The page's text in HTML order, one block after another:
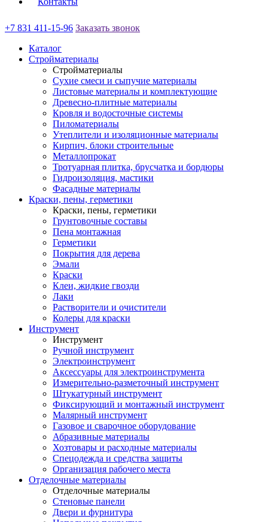
+7 831 411-15-96 Заказать звонок
Каталог
Стройматериалы
Стройматериалы
Сухие смеси и сыпучие материалы
Листовые материалы и комплектующие
Древесно-плитные материалы
Кровля и водосточные системы
Пиломатериалы
Утеплители и изоляционные материалы
Кирпич, блоки строительные
Металлопрокат
Тротуарная плитка, брусчатка и бордюры
Гидроизоляция, мастики
Фасадные материалы
Краски, пены, герметики
Краски, пены, герметики
Грунтовочные составы
Пена монтажная
Герметики
Покрытия для дерева
Эмали
Краски
Клеи, жидкие гвозди
Лаки
Растворители и очистители
Колеры для краски
Инструмент
Инструмент
Ручной инструмент
Электроинструмент
Аксессуары для электроинструмента
Измерительно-разметочный инструмент
Штукатурный инструмент
Фиксирующий и монтажный инструмент
Малярный инструмент
Газовое и сварочное оборудование
Абразивные материалы
Хозтовары и расходные материалы
Спецодежда и средства защиты
Организация рабочего места
Отделочные материалы
Отделочные материалы
Стеновые панели
Двери и фурнитура